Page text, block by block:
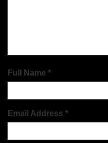
Full Name *
Email Address *